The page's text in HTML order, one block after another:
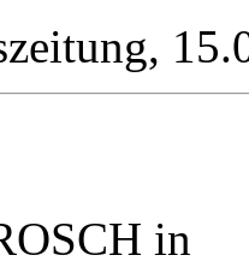
in